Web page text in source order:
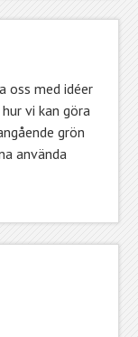
oss med idéer
vi kan göra
grön
använda